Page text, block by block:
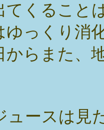
てくること
ゆっくり消
からまた、
ュースは見